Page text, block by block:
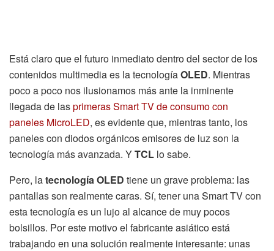
Está claro que el futuro inmediato dentro del sector de los
contenidos multimedia es la tecnologíaOLED. Mientras
poco a poco nos ilusionamos más ante la inminente
llegada de lasprimeras Smart TV de consumo con
paneles MicroLED, es evidente que, mientras tanto, los
paneles con diodos orgánicos emisores de luz son la
tecnología más avanzada. YTCL lo sabe.
Pero, latecnología OLED tiene un grave problema: las
pantallas son realmente caras. Sí, tener una Smart TV con
esta tecnología es un lujo al alcance de muy pocos
bolsillos. Por este motivo el fabricante asiático está
trabajando en una solución realmente interesante: unas